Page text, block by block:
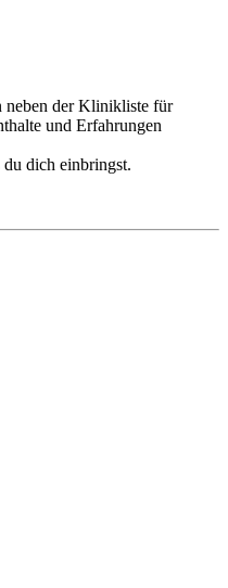
neben der Klinikliste für
und Erfahrungen
dich einbringst.